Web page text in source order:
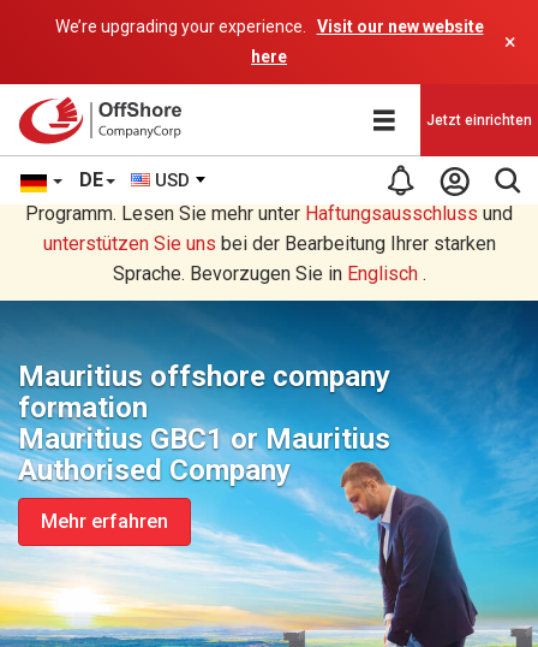
We’re upgrading your experience.
Visit our new website
here
×
DE USD
Jetzt einrichten
Sie lesen eine Deutsche Übersetzung durch ein AI-
Programm. Lesen Sie mehr unter Haftungsausschluss und
unterstützen Sie uns bei der Bearbeitung Ihrer starken
Sprache. Bevorzugen Sie in Englisch.
Mauritius offshore company
formation
Mauritius GBC1 or Mauritius
Authorised Company
Mehr erfahren